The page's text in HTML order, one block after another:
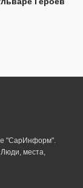
"СарИнформ".
места,